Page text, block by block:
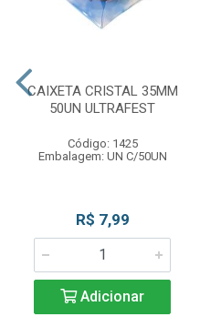
CAIXETA CRISTAL 35MM
50UN ULTRAFEST
Código: 1425
Embalagem: UN C/50UN
R$ 7,99
Adicionar